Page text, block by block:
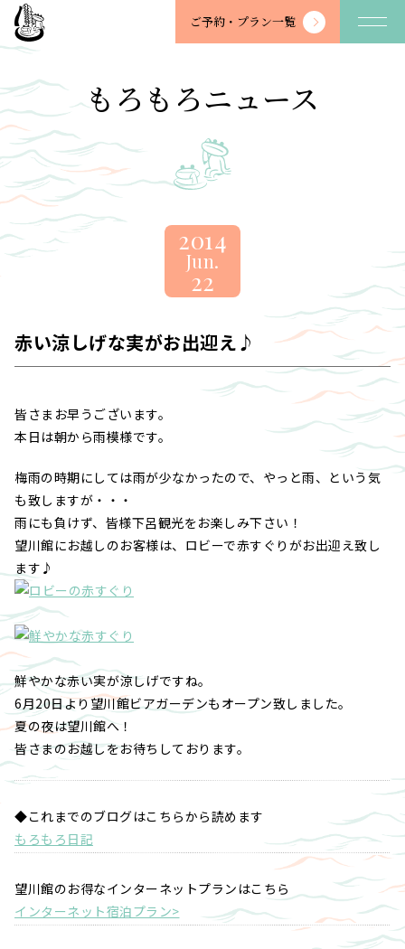
望
川
-
BOSENKAN
ご予約・ プラン一覧
もろもろニュース
2014
Jun.
22
赤い涼しげな実がお出迎え♪
皆さまお早うございます。
本日は朝から雨模様です。
梅雨の時期にしては雨が少なかったので、やっと雨、という気
も致しますが・・・
雨にも負けず、皆様下呂観光をお楽しみ下さい！
望川館にお越しのお客様は、ロビーで赤すぐりがお出迎え致し
ます♪
鮮やかな赤い実が涼しげですね。
6月20日より望川館ビアガーデンもオープン致しました。
夏の夜は望川館へ！
皆さまのお越しをお待ちしております。
◆これまでのブログはこちらから読めます
もろもろ日記
望川館のお得なインターネットプランはこちら
インターネット宿泊プラン>